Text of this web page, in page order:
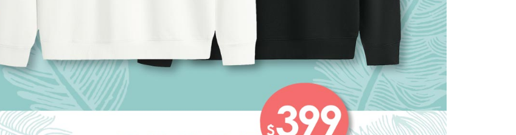
pengesahan, semakan dan pembetulan data yang diperlukan untuk bil
ansuran oleh Taiwan Mobile.
3. Sila baca syarat perkhidmatan pengguna secara lengkap melalui
pautan berikut: https://oppay.tw/userRule